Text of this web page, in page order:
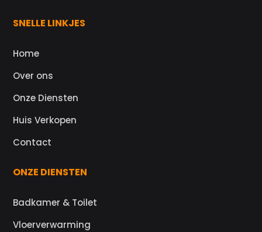
SNELLE LINKJES
Home
Over ons
Onze Diensten
Huis Verkopen
Contact
ONZE DIENSTEN
Badkamer & Toilet
Vloerverwarming